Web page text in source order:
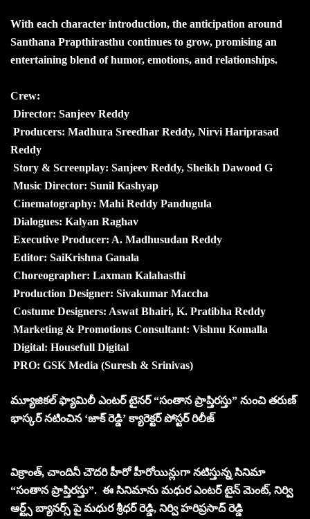
With each character introduction, the anticipation around
Santhana Prapthirasthu continues to grow, promising an
entertaining blend of humor, emotions, and relationships.
Crew:
Director: Sanjeev Reddy
Producers: Madhura Sreedhar Reddy, Nirvi Hariprasad
Reddy
Story & Screenplay: Sanjeev Reddy, Sheikh Dawood G
Music Director: Sunil Kashyap
Cinematography: Mahi Reddy Pandugula
Dialogues: Kalyan Raghav
Executive Producer: A. Madhusudan Reddy
Editor: SaiKrishna Ganala
Choreographer: Laxman Kalahasthi
Production Designer: Sivakumar Maccha
Costume Designers: Aswat Bhairi, K. Pratibha Reddy
Marketing & Promotions Consultant: Vishnu Komalla
Digital: Housefull Digital
PRO: GSK Media (Suresh & Srinivas)
మ్యూజికల్ ఫ్యామిలీ ఎంటర్ టైనర్ “సంతాన ప్రాప్తిరస్తు” నుంచి తరుణ్
భాస్కర్ నటించిన ‘జాక్ రెడ్డి’ క్యారెక్టర్ పోస్టర్ రిలీజ్
విక్రాంత్, చాందినీ చౌదరి హీరో హీరోయిన్లుగా నటిస్తున్న సినిమా
“సంతాన ప్రాప్తిరస్తు”. ఈ సినిమాను మధుర ఎంటర్ టైన్ మెంట్, నిర్వి
ఆర్ట్స్ బ్యానర్స్ పై మధుర శ్రీధర్ రెడ్డి, నిర్వి హరిప్రసాద్ రెడ్డి